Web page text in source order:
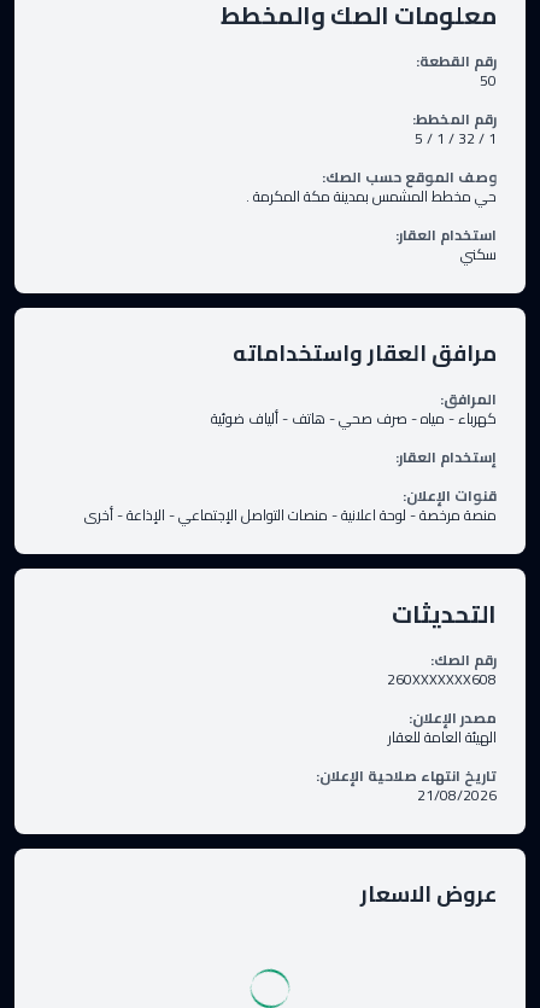
معلومات الصك والمخطط
رقم القطعة:
50
رقم المخطط:
1 / 32 / 1 / 5
وصف الموقع حسب الصك:
حي مخطط المشمس بمدينة مكة المكرمة .
استخدام العقار:
سكني
مرافق العقار واستخداماته
المرافق:
كهرباء-مياه-صرف صحي-هاتف-ألياف ضوئية
إستخدام العقار:
قنوات الإعلان:
منصة مرخصة-لوحة اعلانية-منصات التواصل الإجتماعي-الإذاعة-أخرى
التحديثات
رقم الصك:
260XXXXXXX608
مصدر الإعلان:
الهيئة العامة للعقار
تاريخ انتهاء صلاحية الإعلان:
21/08/2026
عروض الاسعار